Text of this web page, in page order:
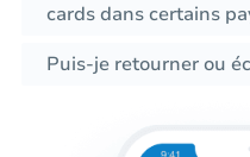
cards dans certains
Puis-je retourner ou